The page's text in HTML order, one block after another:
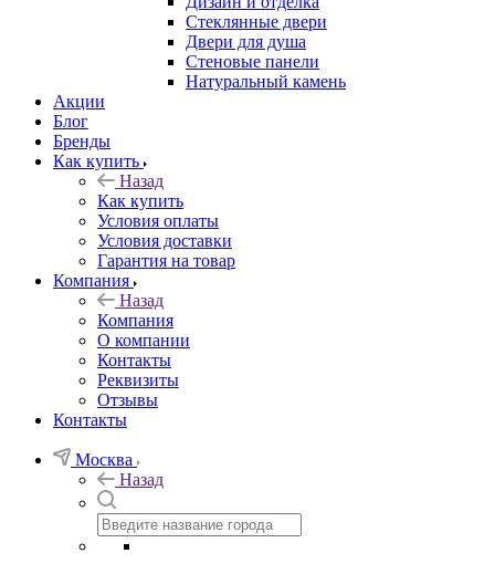
Стеклянные двери
Двери для душа
Стеновые панели
Натуральный камень
Акции
Блог
Бренды
Как купить
Назад
Как купить
Условия оплаты
Условия доставки
Гарантия на товар
Компания
Назад
Компания
О компании
Контакты
Реквизиты
Отзывы
Контакты
Москва
Назад